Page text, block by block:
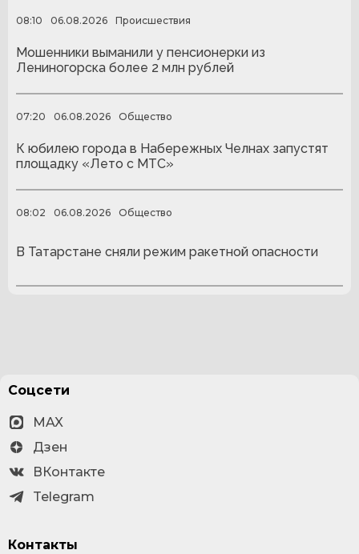
08:10 06.08.2026 Происшествия
Мошенники выманили у пенсионерки из
Лениногорска более 2 млн рублей
07:20 06.08.2026 Общество
К юбилею города в Набережных Челнах запустят
площадку «Лето с МТС»
08:02 06.08.2026 Общество
В Татарстане сняли режим ракетной опасности
Соцсети
MAX
Дзен
ВКонтакте
Telegram
Контакты